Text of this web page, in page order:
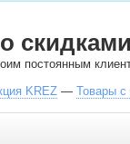
скидками
постоянным
KREZ— Товары с